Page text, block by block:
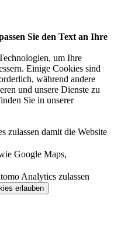
Sie den Text an Ihre
um Ihre
Einige Cookies sind
während andere
und unsere Dienste zu
Sie in unserer
zulassen damit die Website
Google Maps,
Analytics zulassen